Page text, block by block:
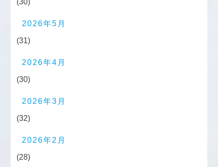
(30)
2026年5月
(31)
2026年4月
(30)
2026年3月
(32)
2026年2月
(28)